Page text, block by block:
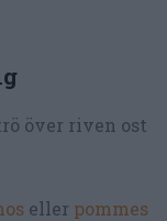
över riven ost
eller pommes